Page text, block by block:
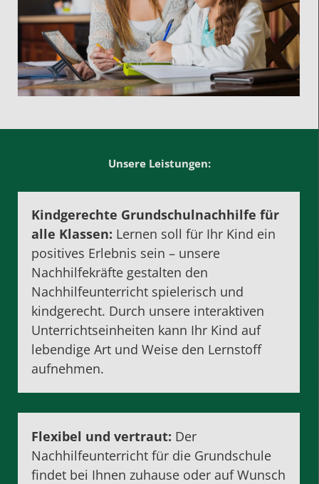
Unsere Leistungen:
Kindgerechte Grundschulnachhilfe für
alle Klassen: Lernen soll für Ihr Kind ein
positives Erlebnis sein – unsere
Nachhilfekräfte gestalten den
Nachhilfeunterricht spielerisch und
kindgerecht. Durch unsere interaktiven
Unterrichtseinheiten kann Ihr Kind auf
lebendige Art und Weise den Lernstoff
aufnehmen.
Flexibel und vertraut: Der
Nachhilfeunterricht für die Grundschule
findet bei Ihnen zuhause oder auf Wunsch